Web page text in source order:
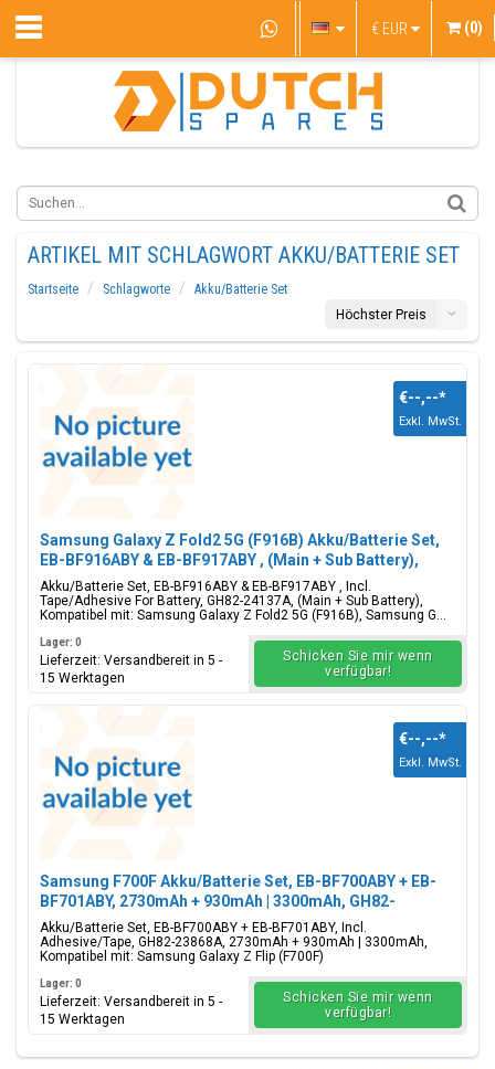
€ EUR (0)
ARTIKEL MIT SCHLAGWORT AKKU/BATTERIE SET
Startseite Schlagworte
Akku/Batterie Set
Höchster Preis
Samsung Galaxy Z Fold2 5G (F916B) Akku/Batterie Set,
EB-BF916ABY & EB-BF917ABY , (Main + Sub Battery),
GH82-24137A
Akku/Batterie Set, EB-BF916ABY & EB-BF917ABY , Incl.
Tape/Adhesive For Battery, GH82-24137A, (Main + Sub Battery),
Kompatibel mit: Samsung Galaxy Z Fold2 5G (F916B), Samsung G...
€--,--*
Exkl. MwSt.
Lager: 0
Lieferzeit: Versandbereit in 5 -
15 Werktagen
Schicken Sie mir wenn
verfügbar!
Samsung F700F Akku/Batterie Set, EB-BF700ABY + EB-
BF701ABY, 2730mAh + 930mAh | 3300mAh, GH82-
23868A
Akku/Batterie Set, EB-BF700ABY + EB-BF701ABY, Incl.
Adhesive/Tape, GH82-23868A, 2730mAh + 930mAh | 3300mAh,
Kompatibel mit: Samsung Galaxy Z Flip (F700F)
€--,--*
Exkl. MwSt.
Lager: 0
Lieferzeit: Versandbereit in 5 -
15 Werktagen
Schicken Sie mir wenn
verfügbar!